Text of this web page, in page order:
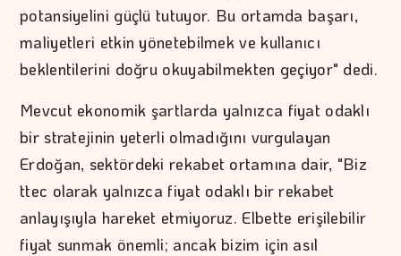
potansiyelini güçlü tutuyor. Bu ortamda başarı,
maliyetleri etkin yönetebilmek ve kullanıcı
beklentilerini doğru okuyabilmekten geçiyor" dedi.
Mevcut ekonomik şartlarda yalnızca fiyat odaklı
bir stratejinin yeterli olmadığını vurgulayan
Erdoğan, sektördeki rekabet ortamına dair, "Biz
ttec olarak yalnızca fiyat odaklı bir rekabet
anlayışıyla hareket etmiyoruz. Elbette erişilebilir
fiyat sunmak önemli; ancak bizim için asıl